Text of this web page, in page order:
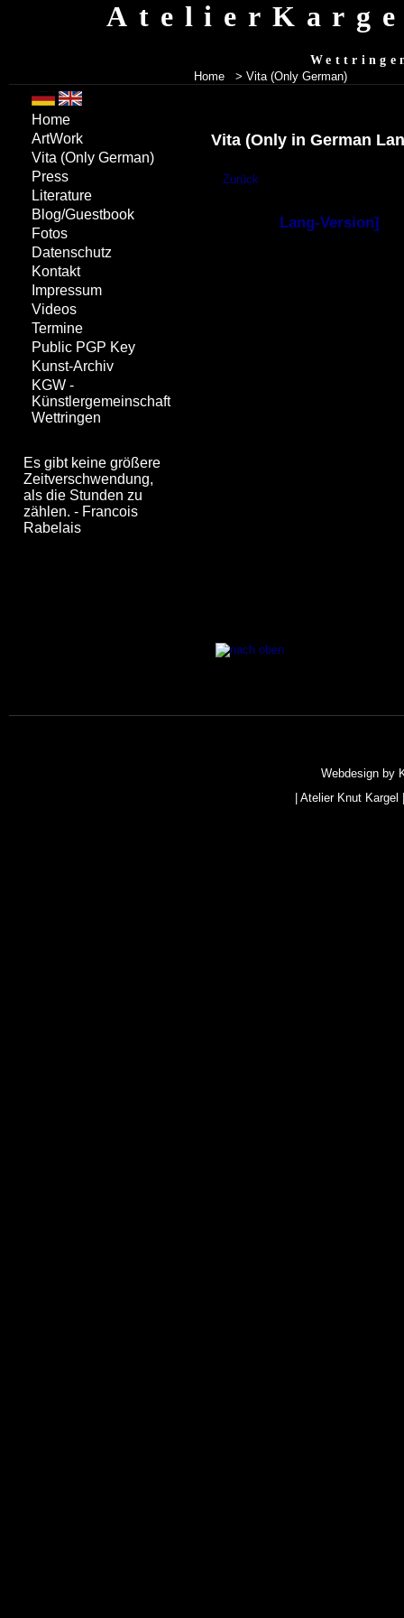
Home > Vita(Only German)
Vita (Only in German
Home
ArtWork
Vita (Only German)
Press
Literature
Blog/Guestbook
Fotos
Datenschutz
Kontakt
Impressum
Videos
Termine
Public PGP Key
Kunst-Archiv
KGW -
Künstlergemeinschaft
Wettringen
Es gibt keine größere
Zeitverschwendung,
als die Stunden zu
zählen. - Francois
Rabelais
Webdesign by
|Atelier Knut Kargel